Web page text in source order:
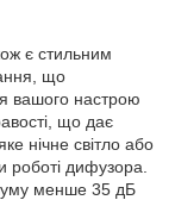
є стильним
що
вашого настрою
що дає
нічне світло або
роботі дифузора.
менше 35 дБ